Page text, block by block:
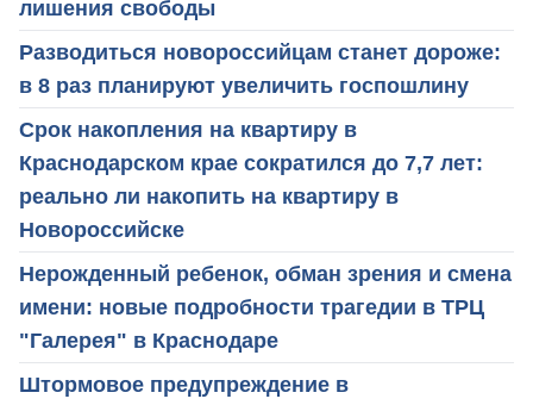
лишения свободы
Разводиться новороссийцам станет дороже:
в 8 раз планируют увеличить госпошлину
Срок накопления на квартиру в
Краснодарском крае сократился до 7,7 лет:
реально ли накопить на квартиру в
Новороссийске
Нерожденный ребенок, обман зрения и смена
имени: новые подробности трагедии в ТРЦ
"Галерея" в Краснодаре
Штормовое предупреждение в